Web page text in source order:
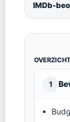
IMDb-
OVERZICHT
1